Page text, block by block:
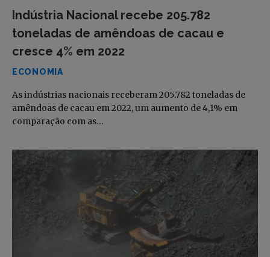
Indústria Nacional recebe 205.782
toneladas de amêndoas de cacau e
cresce 4% em 2022
ECONOMIA
As indústrias nacionais receberam 205.782 toneladas de
amêndoas de cacau em 2022, um aumento de 4,1% em
comparação com as…